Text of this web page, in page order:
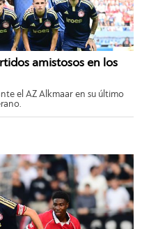
amistosos en los
el AZ Alkmaar en su último